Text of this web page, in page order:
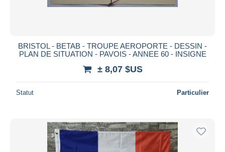
BRISTOL - BETAB - TROUPE AEROPORTE - DESSIN -
PLAN DE SITUATION - PAVOIS - ANNEE 60 - INSIGNE
± 8,07 $US
Statut Particulier